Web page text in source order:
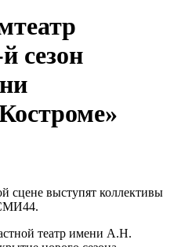
сезон
сцене выступят коллективы
театр имени А.Н.